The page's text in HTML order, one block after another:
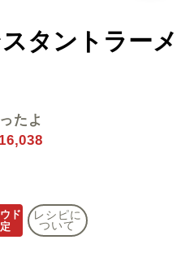
タントラーメ
たよ
16,038
ド
レシピに
ついて